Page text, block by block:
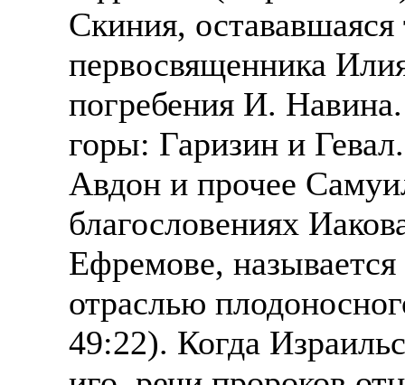
Скиния,
первосвященника
погребения И.
горы: Гаризин и
Авдон и прочее
благословениях
Ефремове,
отраслью
49:22). Когда